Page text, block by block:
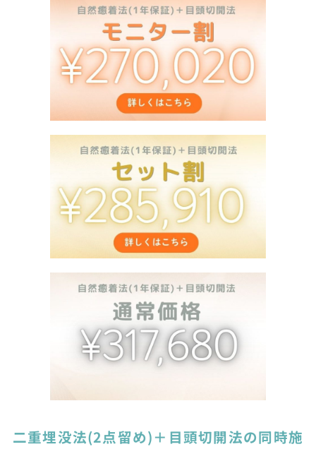
二重埋没法(2点留め)＋目頭切開法の同時施